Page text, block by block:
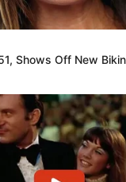
Shows Off New